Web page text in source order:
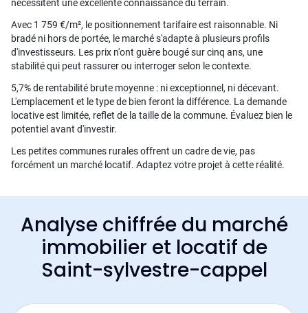
nécessitent une excellente connaissance du terrain.
Avec 1 759 €/m², le positionnement tarifaire est raisonnable. Ni
bradé ni hors de portée, le marché s'adapte à plusieurs profils
d'investisseurs. Les prix n'ont guère bougé sur cinq ans, une
stabilité qui peut rassurer ou interroger selon le contexte.
5,7% de rentabilité brute moyenne : ni exceptionnel, ni décevant.
L'emplacement et le type de bien feront la différence. La demande
locative est limitée, reflet de la taille de la commune. Évaluez bien le
potentiel avant d'investir.
Les petites communes rurales offrent un cadre de vie, pas
forcément un marché locatif. Adaptez votre projet à cette réalité.
Analyse chiffrée du marché
immobilier et locatif de
Saint-sylvestre-cappel